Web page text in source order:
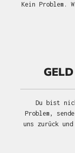
Kein Problem.
Du bist
Problem,
uns zurück